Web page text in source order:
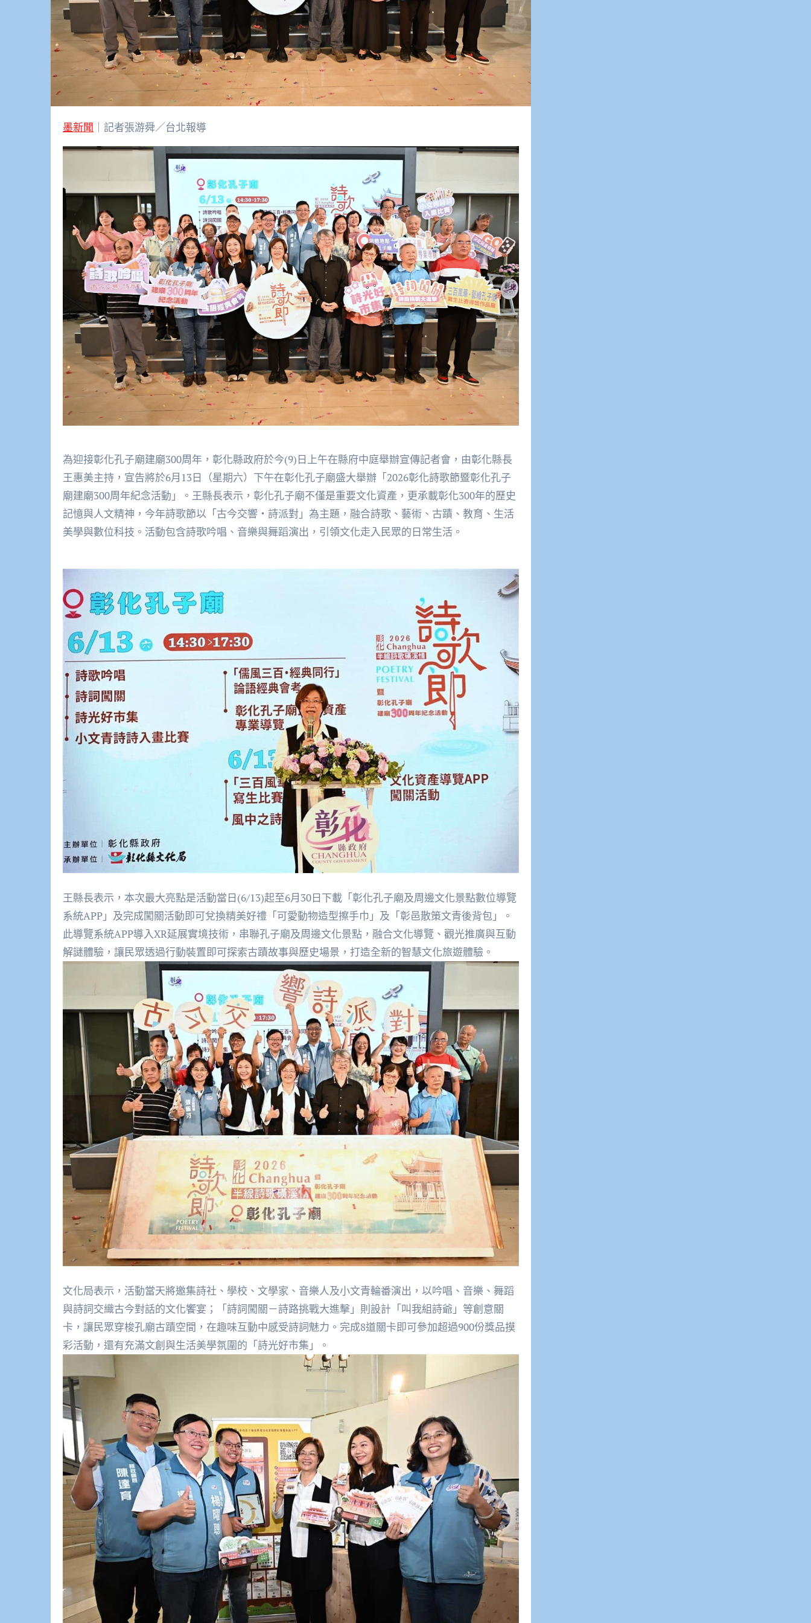
墨新聞 ｜記者張游舜／台北報導
為迎接彰化孔子廟建廟300周年，彰化縣政府於今(9)日上午在縣府中庭舉辦宣傳記者會，由彰化縣長
王惠美主持，宣告將於6月13日（星期六）下午在彰化孔子廟盛大舉辦「2026彰化詩歌節暨彰化孔子
廟建廟300周年紀念活動」。王縣長表示，彰化孔子廟不僅是重要文化資產，更承載彰化300年的歷史
記憶與人文精神，今年詩歌節以「古今交響・詩派對」為主題，融合詩歌、藝術、古蹟、教育、生活
美學與數位科技。活動包含詩歌吟唱、音樂與舞蹈演出，引領文化走入民眾的日常生活。
王縣長表示，本次最大亮點是活動當日(6/13)起至6月30日下載「彰化孔子廟及周邊文化景點數位導覽
系統APP」及完成闖關活動即可兌換精美好禮「可愛動物造型擦手巾」及「彰邑散策文青後背包」。
此導覽系統APP導入XR延展實境技術，串聯孔子廟及周邊文化景點，融合文化導覽、觀光推廣與互動
解謎體驗，讓民眾透過行動裝置即可探索古蹟故事與歷史場景，打造全新的智慧文化旅遊體驗。
文化局表示，活動當天將邀集詩社、學校、文學家、音樂人及小文青輪番演出，以吟唱、音樂、舞蹈
與詩詞交織古今對話的文化饗宴；「詩詞闖關－詩路挑戰大進擊」則設計「叫我組詩爺」等創意關
卡，讓民眾穿梭孔廟古蹟空間，在趣味互動中感受詩詞魅力。完成8道關卡即可參加超過900份獎品摸
彩活動，還有充滿文創與生活美學氛圍的「詩光好市集」。